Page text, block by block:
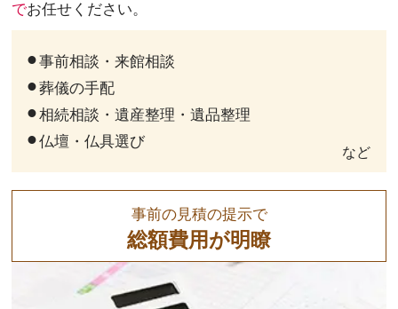
でお任せください。
事前相談・来館相談
葬儀の手配
相続相談・遺産整理・遺品整理
仏壇・仏具選び
など
事前の見積の提示で
総額費用が明瞭